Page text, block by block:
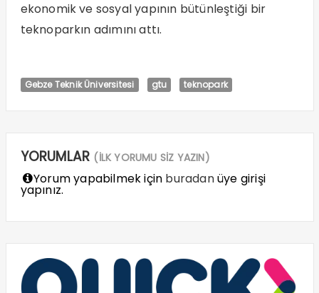
ekonomik ve sosyal yapının bütünleştiği bir
teknoparkın adımını attı.
Gebze Teknik Üniversitesi gtu teknopark
YORUMLAR (İLK YORUMU SİZ YAZIN)
Yorum yapabilmek için buradanüye girişi
yapınız.